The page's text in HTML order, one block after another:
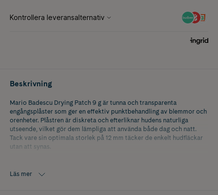
Beskrivning
Mario Badescu Drying Patch 9 g är tunna och transparenta
engångsplåster som ger en effektiv punktbehandling av blemmor och
orenheter. Plåstren är diskreta och efterliknar hudens naturliga
utseende, vilket gör dem lämpliga att använda både dag och natt.
Tack vare sin optimala storlek på 12 mm täcker de enkelt hudfläckar
utan att synas.
porerna, niacinamid som bidrar till en mer balanserad talgproduktion
Läs mer